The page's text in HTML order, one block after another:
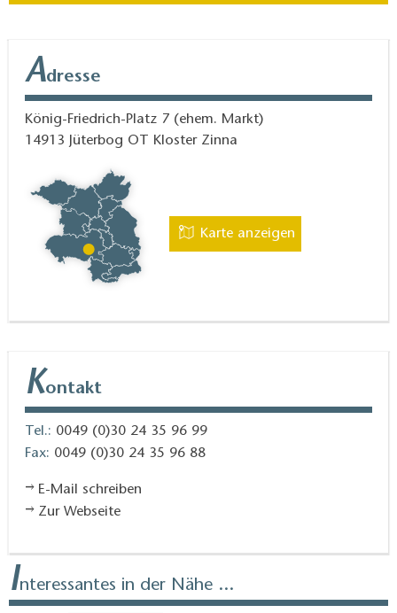
Adresse
König-Friedrich-Platz 7 (ehem. Markt)
14913
Jüterbog OT Kloster Zinna
Karte anzeigen
Kontakt
Tel.: 0049 (0)30 24 35 96 99
Fax: 0049 (0)30 24 35 96 88
E-Mail schreiben
Zur Webseite
Interessantes in der Nähe ...